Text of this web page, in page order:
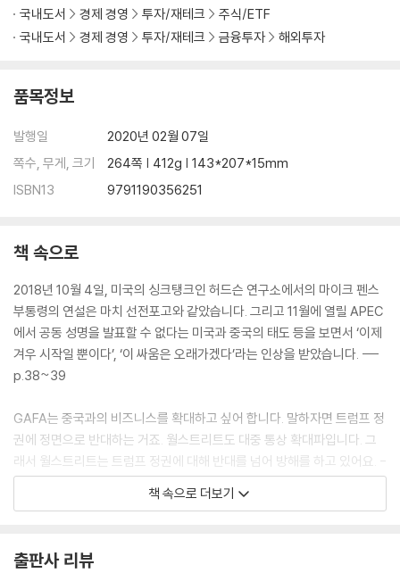
국내도서
경제 경영 투자/재테크
주식/ETF
국내도서
경제 경영 투자/재테크 금융투자 해외투자
품목정보
발행일
2020년 02월 07일
쪽수, 무게, 크기
264쪽 | 412g | 143*207*15mm
ISBN13
9791190356251
책 속으로
2018년 10월 4일, 미국의 싱크탱크인 허드슨 연구소에서의 마이크 펜스
부통령의 연설은 마치 선전포고와 같았습니다. 그리고 11월에 열릴 APEC
에서 공동 성명을 발표할 수 없다는 미국과 중국의 태도 등을 보면서 ‘이제
겨우 시작일 뿐이다’, ‘이 싸움은 오래가겠다’라는 인상을 받았습니다. ---
p.38~39
GAFA는 중국과의 비즈니스를 확대하고 싶어 합니다. 말하자면 트럼프 정
권에 정면으로 반대하는 거죠. 월스트리트도 대중 통상 확대파입니다. 그
래서 월스트리트는 트럼프 정권에 대해 반대를 넘어 방해를 하고 있어요. -
-- p.56
으로 안고 있는 문제가 표면화되었고, 그 와중에 트럼프 정권의 대중 제재
책 속으로 더보기
출판사 리뷰